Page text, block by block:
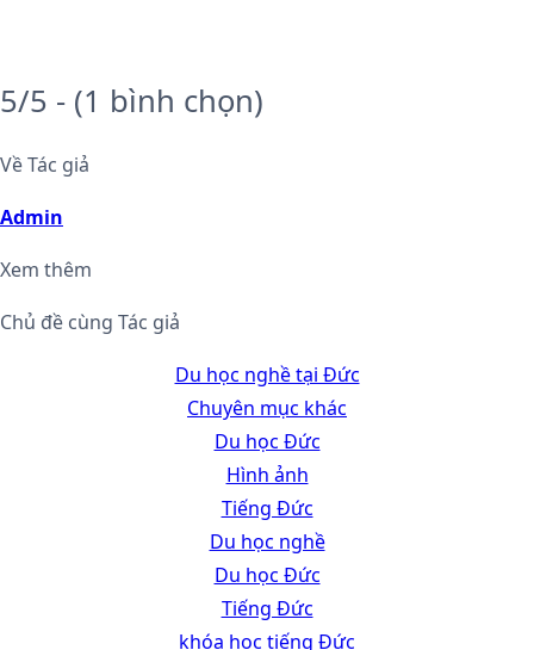
5/5 - (1 bình chọn)
Về Tác giả
Admin
Xem thêm
Chủ đề cùng Tác giả
Du học nghề tại Đức
Chuyên mục khác
Du học Đức
Hình ảnh
Tiếng Đức
Du học nghề
Du học Đức
Tiếng Đức
khóa học tiếng Đức